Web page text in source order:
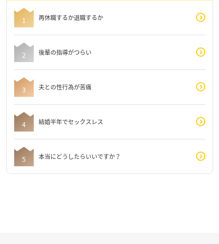
再休職するか退職するか
後輩の指導がつらい
夫との性行為が苦痛
結婚半年でセックスレス
本当にどうしたらいいですか？